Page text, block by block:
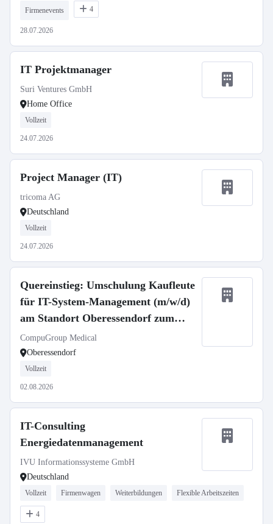
Firmenevents 4
28.07.2026
IT Projektmanager
Suri Ventures GmbH
Home Office
Vollzeit
24.07.2026
Project Manager (IT)
tricoma AG
Deutschland
Vollzeit
24.07.2026
Quereinstieg: Umschulung Kaufleute
für IT-System-Management (m/w/d)
am Standort Oberessendorf zum
01.09.2026
CompuGroup Medical
Oberessendorf
Vollzeit
02.08.2026
IT-Consulting
Energiedatenmanagement
IVU Informationssysteme GmbH
Deutschland
Vollzeit Firmenwagen Weiterbildungen Flexible Arbeitszeiten
4